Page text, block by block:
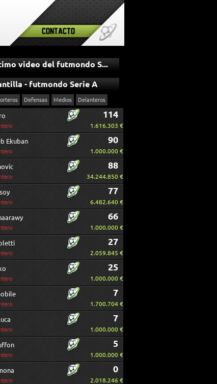
Contacto
Último video del futmondo Serie A
- futmondo Serie A
Defensas Medios Delanteros
114
1.616.303 €
Ekuban 90
1.000.000 €
88
34.244.850 €
77
6.482.640 €
66
1.000.000 €
27
2.059.845 €
25
1.000.000 €
7
1.700.704 €
7
1.000.000 €
5
1.000.000 €
0
2.018.246 €